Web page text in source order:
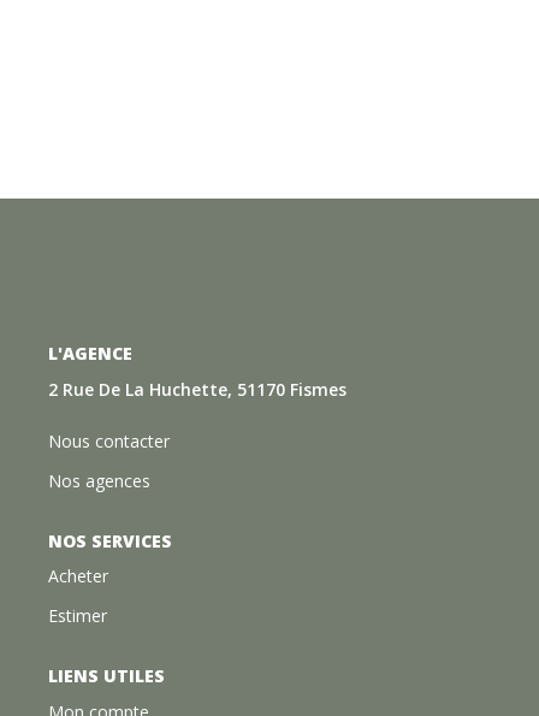
L'AGENCE
2 Rue De La Huchette, 51170 Fismes
Nous contacter
Nos agences
NOS SERVICES
Acheter
Estimer
LIENS UTILES